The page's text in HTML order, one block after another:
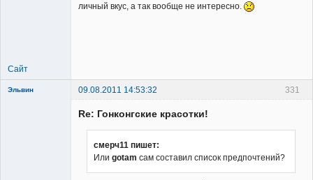
личный вкус, а так вообще не интересно.
Сайт
331
Эльвин 09.08.2011 14:53:32
Re: Гонконгские красотки!
смерч11 пишет:
Или gotam сам составил список предпочтений?